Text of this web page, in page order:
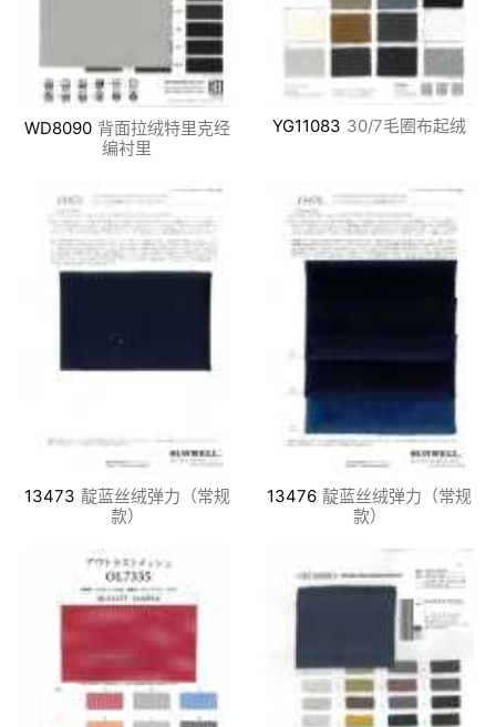
WD8090 背面拉绒特里克经
编衬里
YG11083 30/7毛圈布起绒
13473 靛蓝丝绒弹力（常规
款）
13476 靛蓝丝绒弹力（常规
款）